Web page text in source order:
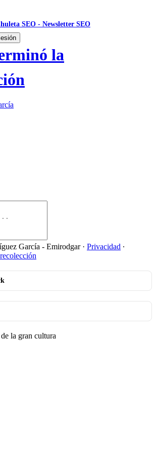
SEO - Newsletter SEO
la
García - Emirodgar· Privacidad ∙
la gran cultura